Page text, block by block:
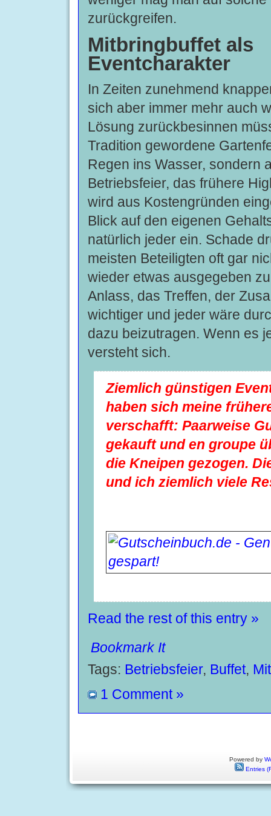
zurückgreifen.
Mitbringbuffet als
Eventcharakter
In Zeiten zunehmend
sich aber immer mehr auch
Lösung zurückbesinnen
Tradition gewordene
Regen ins Wasser, sondern
Betriebsfeier, das frühere
wird aus Kostengründen
Blick auf den eigenen
natürlich jeder ein. Schade
meisten Beteiligten oft gar
wieder etwas ausgegeben
Anlass, das Treffen, der
wichtiger und jeder wäre
dazu beizutragen. Wenn es
versteht sich.
Ziemlich günstigen
haben sich meine
verschafft: Paarweise
gekauft und en groupe
die Kneipen gezogen.
und ich ziemlich viele
Read the rest of this entry »
Bookmark It
Tags: Betriebsfeier, Buffet,
1 Comment »
Powered by
Entries